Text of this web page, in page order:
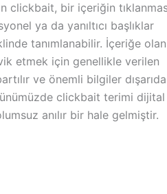
clickbait, bir içeriğin
ya da yanıltıcı başlıklar
tanımlanabilir. İçeriğe olan
etmek için genellikle verilen
ve önemli bilgiler dışarıda
clickbait terimi dijital
anılır bir hale gelmiştir.